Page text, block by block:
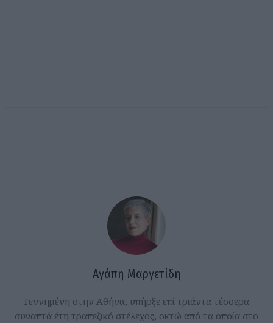
Αγάπη Μαργετίδη
Γεννημένη στην Αθήνα, υπήρξε επί τριάντα τέσσερα
συναπτά έτη τραπεζικό στέλεχος, οκτώ από τα οποία στο